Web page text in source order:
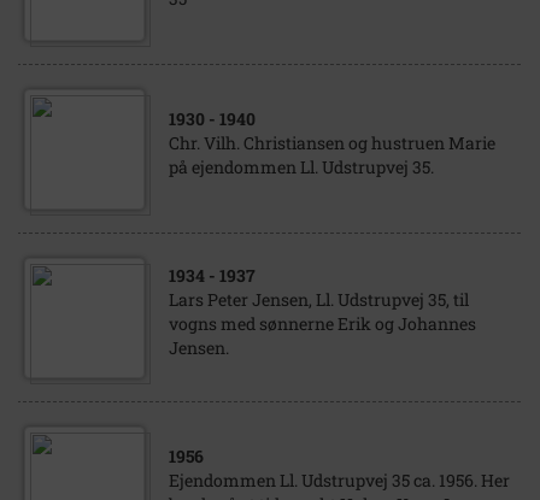
1930 - 1940
Chr. Vilh. Christiansen og hustruen Marie
på ejendommen Ll. Udstrupvej 35.
1934 - 1937
Lars Peter Jensen, Ll. Udstrupvej 35, til
vogns med sønnerne Erik og Johannes
Jensen.
1956
Ejendommen Ll. Udstrupvej 35 ca. 1956. Her